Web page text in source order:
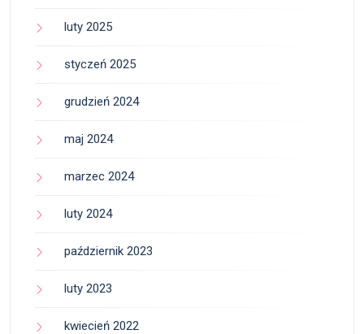
luty 2025
styczeń 2025
grudzień 2024
maj 2024
marzec 2024
luty 2024
październik 2023
luty 2023
kwiecień 2022